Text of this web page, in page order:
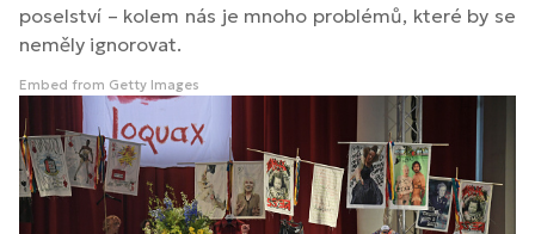
poselství – kolem nás je mnoho problémů, které by se
neměly ignorovat.
Embed from Getty Images